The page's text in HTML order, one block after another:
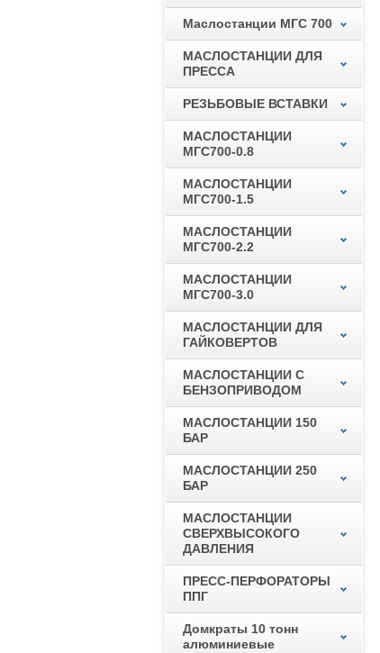
Маслостанции МГС 700
МАСЛОСТАНЦИИ ДЛЯ
ПРЕССА
РЕЗЬБОВЫЕ ВСТАВКИ
МАСЛОСТАНЦИИ
МГС700-0.8
МАСЛОСТАНЦИИ
МГС700-1.5
МАСЛОСТАНЦИИ
МГС700-2.2
МАСЛОСТАНЦИИ
МГС700-3.0
МАСЛОСТАНЦИИ ДЛЯ
ГАЙКОВЕРТОВ
МАСЛОСТАНЦИИ С
БЕНЗОПРИВОДОМ
МАСЛОСТАНЦИИ 150
БАР
МАСЛОСТАНЦИИ 250
БАР
МАСЛОСТАНЦИИ
СВЕРХВЫСОКОГО
ДАВЛЕНИЯ
ПРЕСС-ПЕРФОРАТОРЫ
ППГ
Домкраты 10 тонн
алюминиевые